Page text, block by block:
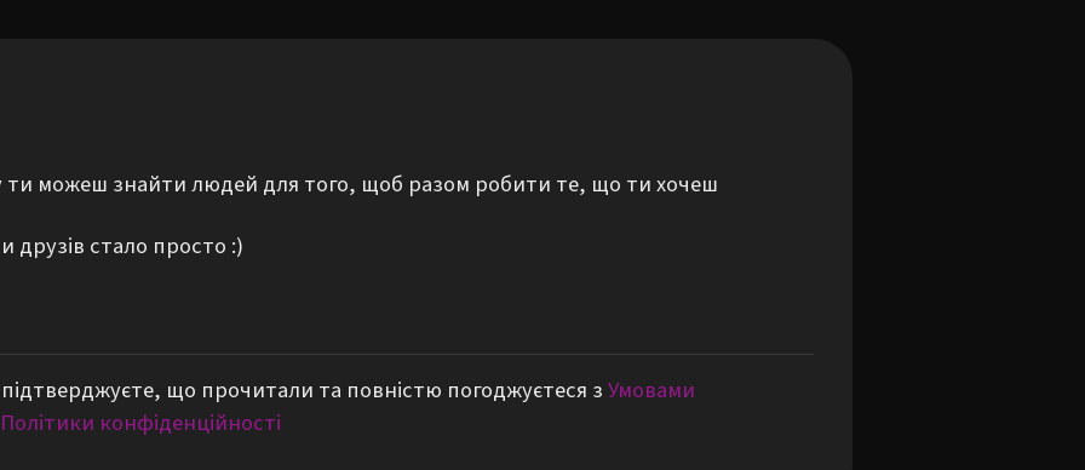
ти можеш знайти людей для того, щоб разом робити те, що ти хочеш
стало просто :)
що прочитали та повністю погоджуєтеся зУмовами
Політики конфіденційності